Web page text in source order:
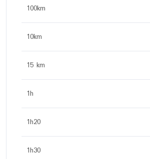
100km
10km
15 km
1h
1h20
1h30